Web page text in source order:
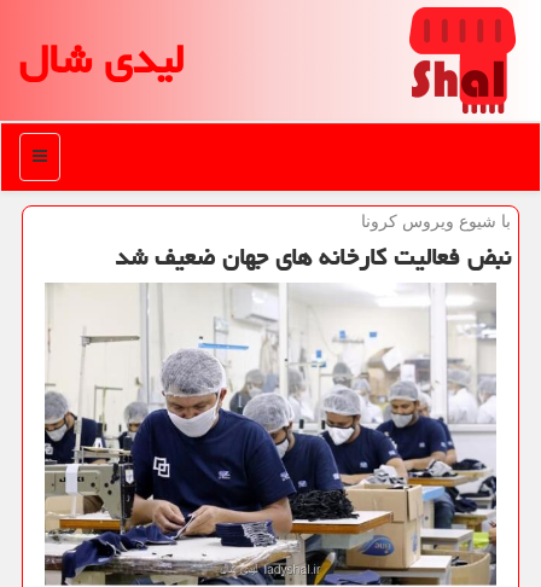
لیدی شال
منو
با شیوع ویروس كرونا
نبض فعالیت كارخانه های جهان ضعیف شد